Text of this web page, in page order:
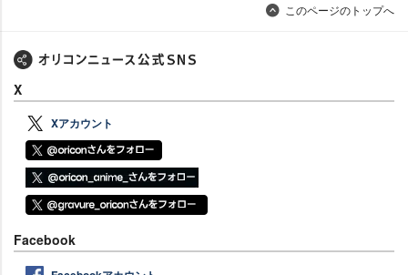
このページのトップへ
X
Xアカウント
Facebook